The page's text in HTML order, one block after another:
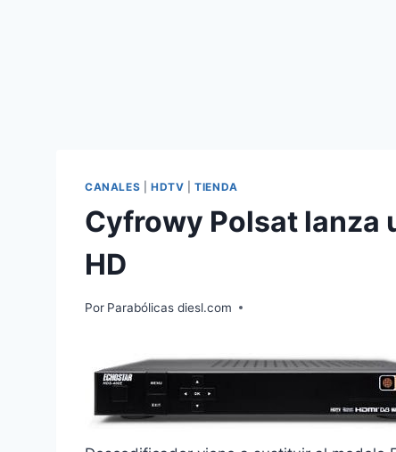
CANALES HDTV |TIENDA
Cyfrowy Polsat lanza
HD
Por Parabólicas diesl.com